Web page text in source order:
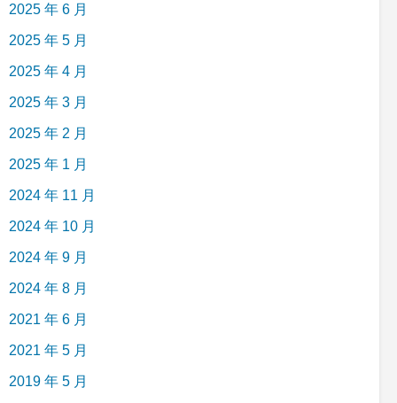
2025 年 6 月
2025 年 5 月
2025 年 4 月
2025 年 3 月
2025 年 2 月
2025 年 1 月
2024 年 11 月
2024 年 10 月
2024 年 9 月
2024 年 8 月
2021 年 6 月
2021 年 5 月
2019 年 5 月